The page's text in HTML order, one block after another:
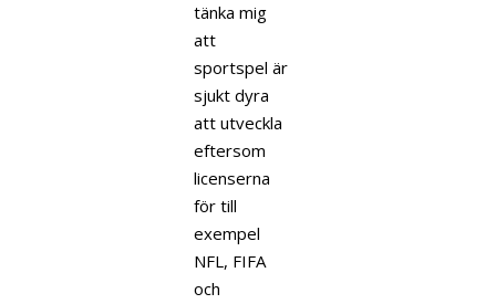
tänka mig
att
sportspel är
sjukt dyra
att utveckla
eftersom
licenserna
för till
exempel
NFL, FIFA
och